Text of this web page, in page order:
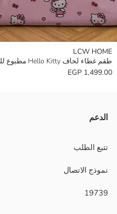
LCW HOME
طقم غطاء لحاف Hello Kitty مطبوع للبنات
1,499.00 EGP
الدعم
تتبع الطلب
نموذج الاتصال
19739